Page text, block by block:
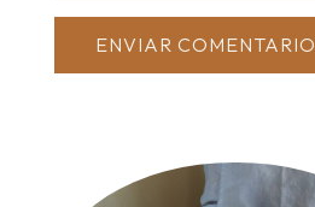
ENVIAR COMENTARIO